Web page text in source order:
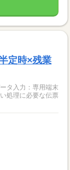
定時×残業
タ入力：専用端末
処理に必要な伝票